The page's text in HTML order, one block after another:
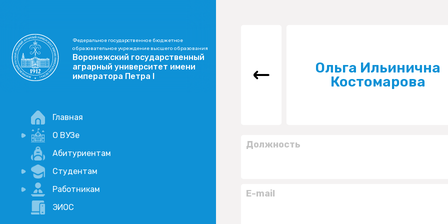
Федеральное государственное бюджетное
образовательное учреждение высшего образования
Воронежский государственный
аграрный университет имени
императора Петра I
Главная
О ВУЗе
Новости
Учебный процесс
Научная деятельность
Абитуриентам
Студентам
Портал дистанционого обучения
Академические отпуска
Работникам
Внимание, опрос!
ЭИОС
Ольга Ильинична
Костомарова
Должность
E-mail